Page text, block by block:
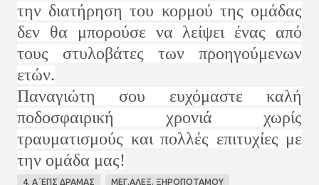
την διατήρηση του κορμού της ομάδας
δεν θα μπορούσε να λείψει ένας από
τους στυλοβάτες των προηγούμενων
ετών.
Παναγιώτη σου ευχόμαστε καλή
ποδοσφαιρική χρονιά χωρίς
τραυματισμούς και πολλές επιτυχίες με
την ομάδα μας!
4. Α΄ΕΠΣ ΔΡΑΜΑΣ ΜΕΓ.ΑΛΕΞ. ΞΗΡΟΠΟΤΑΜΟΥ